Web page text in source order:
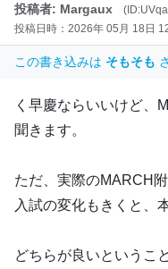
投稿者: Margaux
投稿日時：2026年 05月 18日
この書き込みは そもそも
く早慶ならいいけど、
聞きます。
ただ、実際のMARCH
入試の変化もきくと、
どちらが良いというこ